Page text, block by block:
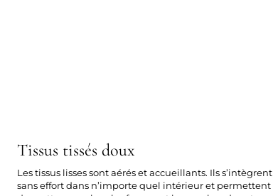
Tissus tissés doux
Les tissus lisses sont aérés et accueillants. Ils s’intègrent
sans effort dans n’importe quel intérieur et permettent